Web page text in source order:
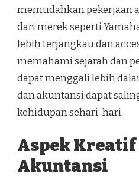
memudahkan pekerjaan
dari merek seperti
lebih terjangkau dan
memahami sejarah dan
dapat menggali lebih
dan akuntansi dapat
kehidupan sehari-hari.
Aspek
Akuntansi